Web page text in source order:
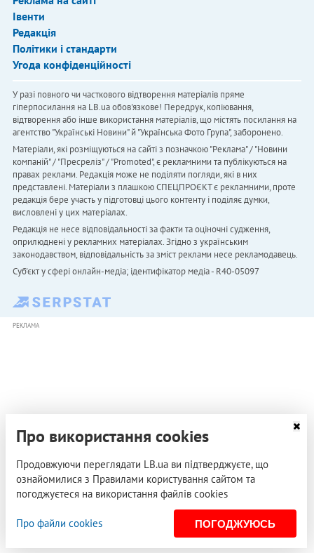
Івенти
Редакція
Політики і стандарти
Угода конфіденційності
У разі повного чи часткового відтворення матеріалів пряме
гіперпосилання на LB.ua обов'язкове! Передрук, копіювання,
відтворення або інше використання матеріалів, що містять посилання на
агентство "Українськi Новини" й "Українська Фото Група", заборонено.
Матеріали, які розміщуються на сайті з позначкою "Реклама" / "Новини
компаній" / "Пресреліз" / "Promoted", є рекламними та публікуються на
правах реклами. Редакція може не поділяти погляди, які в них
представлені. Матеріали з плашкою СПЕЦПРОЄКТ є рекламними, проте
редакція бере участь у підготовці цього контенту і поділяє думки,
висловлені у цих матеріалах.
Редакція не несе відповідальності за факти та оціночні судження,
оприлюднені у рекламних матеріалах. Згідно з українським
законодавством, відповідальність за зміст реклами несе рекламодавець.
Cуб'єкт у сфері онлайн-медіа; ідентифікатор медіа - R40-05097
РЕКЛАМА
Про використання cookies
Продовжуючи переглядати LB.ua ви підтверджуєте, що
ознайомилися з Правилами користування сайтом та
погоджуєтеся на використання файлів cookies
Про файли cookies ПОГОДЖУЮСЬ